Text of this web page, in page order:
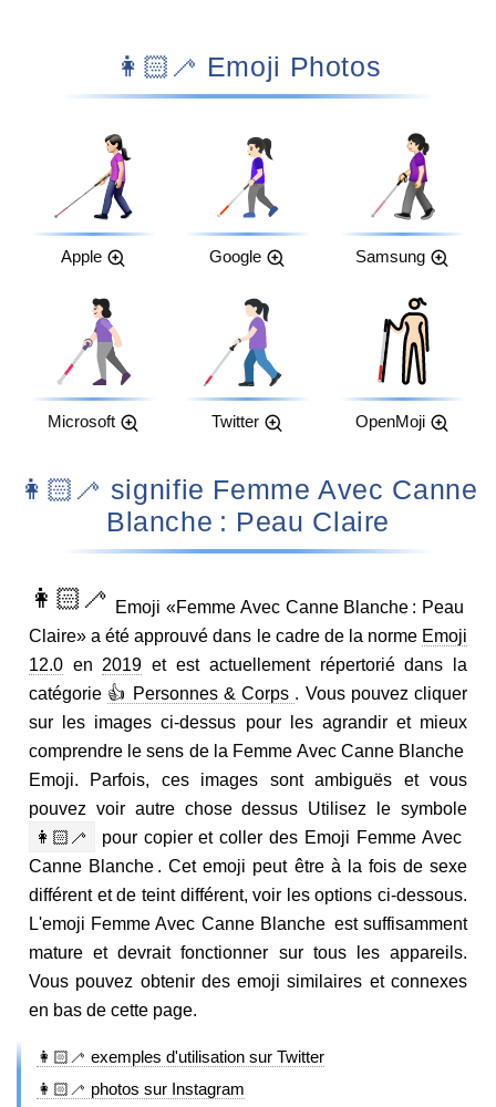
👩🏻‍🦯 Emoji Photos
Apple Google Samsung
Microsoft Twitter OpenMoji
👩🏻‍🦯 signifie Femme Avec Canne
Blanche : Peau Claire
👩🏻‍🦯 Emoji «Femme Avec Canne Blanche : Peau
Claire» a été approuvé dans le cadre de la norme Emoji
12.0en 2019 et est actuellement répertorié dans la
catégorie 👍 Personnes & Corps . Vous pouvez cliquer
sur les images ci-dessus pour les agrandir et mieux
comprendre le sens de la Femme Avec Canne Blanche
Emoji. Parfois, ces images sont ambiguës et vous
pouvez voir autre chose dessus Utilisez le symbole
👩🏻‍🦯
pour copier et coller des Emoji Femme Avec
Canne Blanche . Cet emoji peut être à la fois de sexe
différent et de teint différent, voir les options ci-dessous.
L'emoji Femme Avec Canne Blanche est suffisamment
mature et devrait fonctionner sur tous les appareils.
Vous pouvez obtenir des emoji similaires et connexes
en bas de cette page.
👩🏻‍🦯 exemples d'utilisation sur Twitter
👩🏻‍🦯 photos sur Instagram